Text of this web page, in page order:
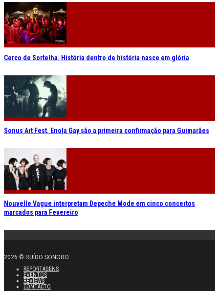
Cerco de Sortelha. História dentro de história nasce em glória
Sonus Art Fest. Enola Gay são a primeira confirmação para Guimarães
Nouvelle Vague interpretam Depeche Mode em cinco concertos
marcados para Fevereiro
2026 © RUÍDO SONORO
REPORTAGENS
EVENTOS
REVIEWS
CONTACTO